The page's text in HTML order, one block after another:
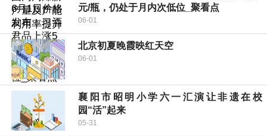
元/瓶，仍处于月内次低位_聚看点
06-01
北京初夏晚霞映红天空
06-01
襄阳市昭明小学六一汇演让非遗在校
园“活”起来
05-31